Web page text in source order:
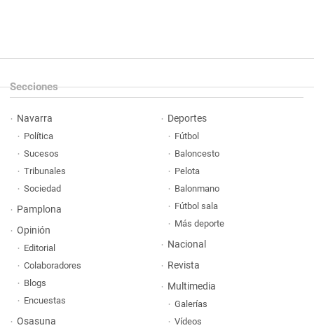
Secciones
Navarra
Política
Sucesos
Tribunales
Sociedad
Pamplona
Opinión
Editorial
Colaboradores
Blogs
Encuestas
Osasuna
Deportes
Fútbol
Baloncesto
Pelota
Balonmano
Fútbol sala
Más deporte
Nacional
Revista
Multimedia
Galerías
Vídeos